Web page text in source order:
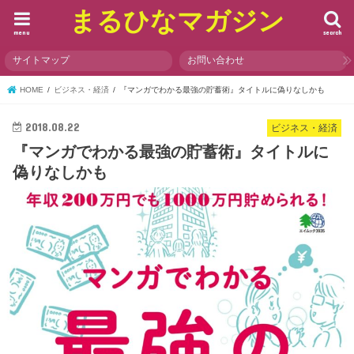
まるひなマガジン search
menu
サイトマップ お問い合わせ
HOME ビジネス・経済 『マンガでわかる最強の貯蓄術』タイトルに偽りなしかも
ビジネス・経済
2018.08.22
『マンガでわかる最強の貯蓄術』タイトルに
偽りなしかも